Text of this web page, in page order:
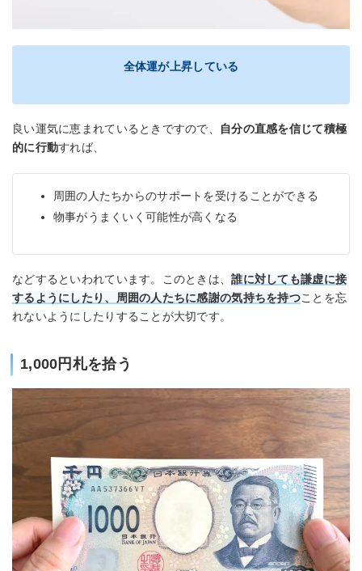
全体運が上昇している
良い運気に恵まれているときですので、
自分の直感を信じて積極
的に行動すれば、
周囲の人たちからのサポートを受けることができる
物事がうまくいく可能性が高くなる
などするといわれています。このときは、誰に対しても謙虚に接
するようにしたり、周囲の人たちに感謝の気持ちを持つことを忘
れないようにしたりすることが大切です。
1,000円札を拾う